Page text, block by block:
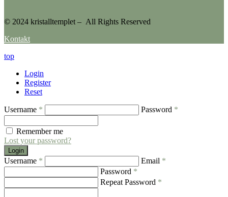
© 2024 kristalltemplet – All Rights Reserved
Kontakt
top
Login
Register
Reset
Username * Password *
Remember me
Lost your password?
Login
Username * Email *
Password *
Repeat Password *